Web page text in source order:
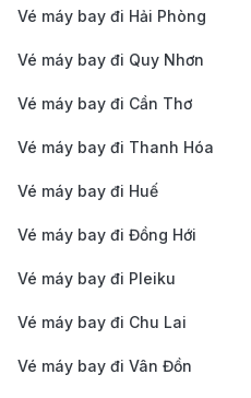
hợp tác với nhiều hãng
vé ưu đãi và thông tin
Hỗ trợ khách hàng 24/7
kiếm và đặt vé máy bay.
Thanh toán tiện lợi
phương thức thanh
cho đến chuyển khoản
Dịch vụ đi kèm đa dạng
bay, bạn cũng có thể sử
Vé máy bay đi Hải Phòng
Vé máy bay đi Quy Nhơn
Vé máy bay đi Cần Thơ
Vé máy bay đi Thanh Hóa
Vé máy bay đi Huế
Vé máy bay đi Đồng Hới
Vé máy bay đi Pleiku
Vé máy bay đi Chu Lai
Vé máy bay đi Vân Đồn